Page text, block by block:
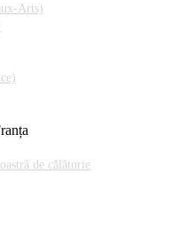
Arts)
de călătorie